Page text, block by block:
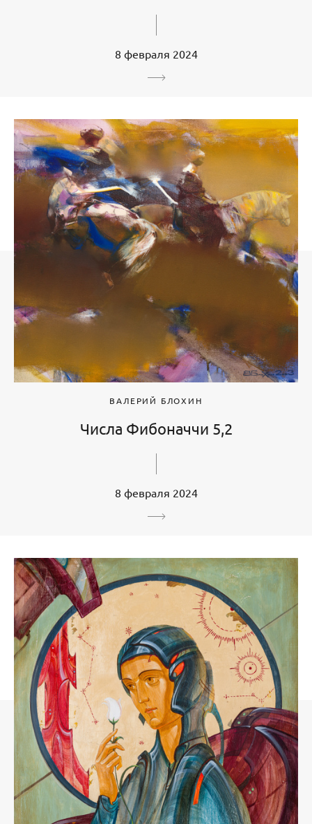
8 февраля 2024
ВАЛЕРИЙ БЛОХИН
Числа Фибоначчи 5,2
8 февраля 2024